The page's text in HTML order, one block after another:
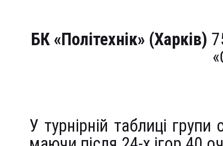
БК «Політехнік» (Харків)
У турнірній таблиці